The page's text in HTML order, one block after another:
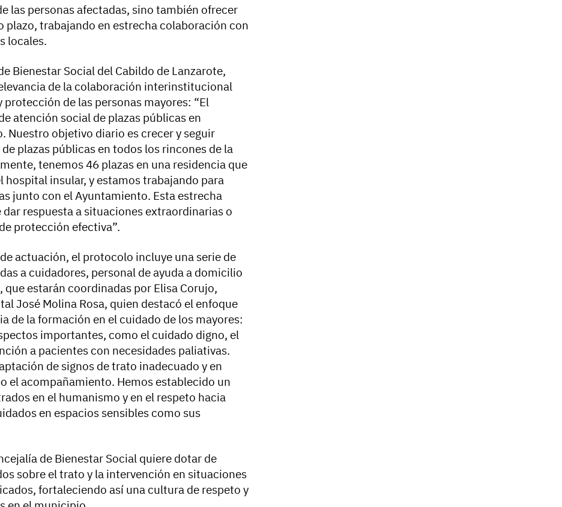
las personas afectadas, sino también ofrecer
plazo, trabajando en estrecha colaboración con
locales.
Bienestar Social del Cabildo de Lanzarote,
de la colaboración interinstitucional
de las personas mayores: “El
atención social de plazas públicas en
Nuestro objetivo diario es crecer y seguir
plazas públicas en todos los rincones de la
tenemos 46 plazas en una residencia que
insular, y estamos trabajando para
junto con el Ayuntamiento. Esta estrecha
respuesta a situaciones extraordinarias o
protección efectiva”.
actuación, el protocolo incluye una serie de
a cuidadores, personal de ayuda a domicilio
estarán coordinadas por Elisa Corujo,
José Molina Rosa, quien destacó el enfoque
de la formación en el cuidado de los mayores:
importantes, como el cuidado digno, el
a pacientes con necesidades paliativas.
de signos de trato inadecuado y en
el acompañamiento. Hemos establecido un
en el humanismo y en el respeto hacia
en espacios sensibles como sus
de Bienestar Social quiere dotar de
sobre el trato y la intervención en situaciones
fortaleciendo así una cultura de respeto y